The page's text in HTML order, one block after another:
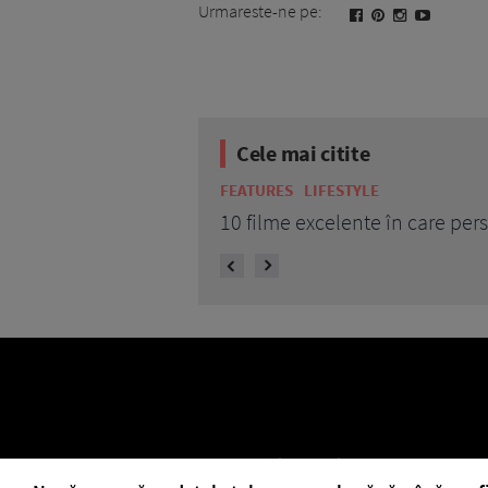
Urmareste-ne pe:
Cele mai citite
FEATURES LIFESTYLE
10 filme excelente în care
ELLE Style Awards 2024 Despre